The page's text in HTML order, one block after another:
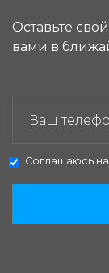
Оставьте
вами в
Соглашаюсь на